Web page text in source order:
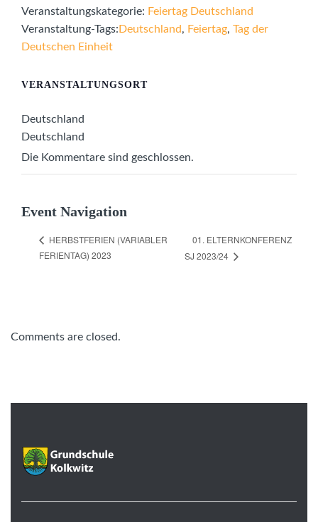
Veranstaltungskategorie: Feiertag Deutschland
Veranstaltung-Tags:Deutschland, Feiertag, Tag der
Deutschen Einheit
VERANSTALTUNGSORT
Deutschland
Deutschland
Die Kommentare sind geschlossen.
Event Navigation
HERBSTFERIEN (VARIABLER
FERIENTAG) 2023
01. ELTERNKONFERENZ
SJ 2023/24
Comments are closed.